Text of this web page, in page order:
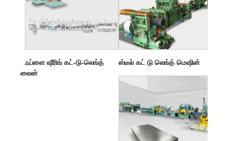
ஃப்ளை ஷீரிங் கட்-டு-லெங்த்
லைன்
ஸ்டீல் கட் டு லெங்த் மெஷின்